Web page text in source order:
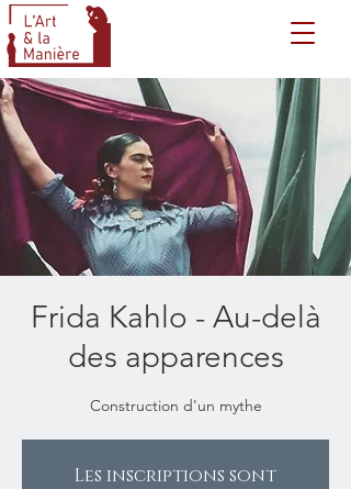
Frida Kahlo - Au-delà
des apparences
Construction d'un mythe
Les inscriptions sont